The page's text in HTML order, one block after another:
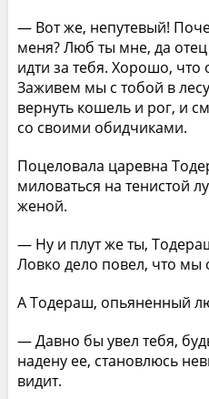
— Вот же, непутевый!
меня? Люб ты мне, да
идти за тебя. Хорошо, что
Заживем мы с тобой в
вернуть кошель и рог, и
со своими обидчиками.
Поцеловала царевна
миловаться на тенистой
женой.
— Ну и плут же ты,
Ловко дело повел, что мы
А Тодераш, опьяненный
— Давно бы увел тебя,
надену ее, становлюсь
видит.